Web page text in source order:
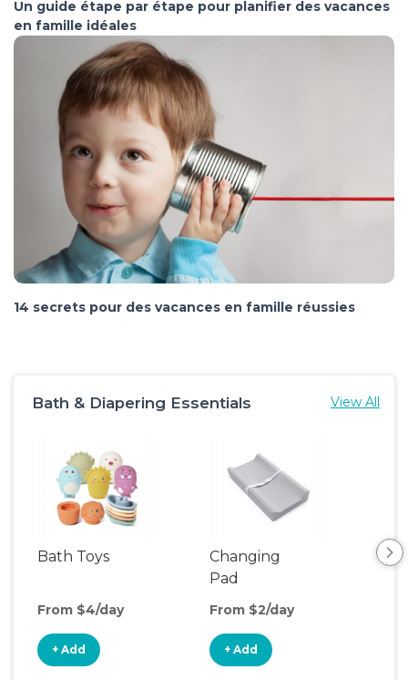
Un guide étape par étape pour planifier des vacances
en famille idéales
14 secrets pour des vacances en famille réussies
Bath & Diapering Essentials View All
Bath Toys
From $4/day
+ Add
Changing
Pad
From $2/day
+ Add